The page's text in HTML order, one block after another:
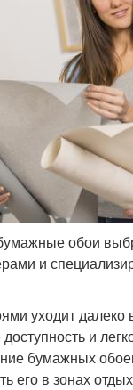
обои
и
уходит далеко
и
бумажных
его в зонах